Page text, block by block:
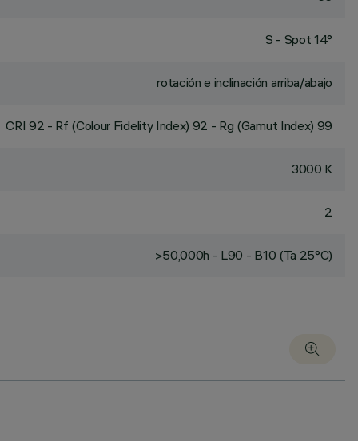
S - Spot 14°
rotación e inclinación arriba/abajo
CRI 92 - Rf (Colour Fidelity Index) 92 - Rg (Gamut Index) 99
3000 K
2
>50,000h - L90 - B10 (Ta 25°C)